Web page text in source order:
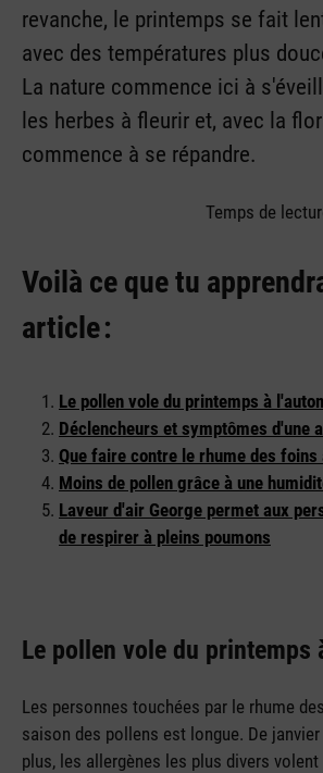
revanche, le printemps se fait
avec des températures plus
La nature commence ici à
les herbes à fleurir et, avec la
commence à se répandre.
Temps de
Voilà ce que tu
article :
Le pollen vole du printemps à
Déclencheurs et symptômes d'une
Que faire contre le rhume des foins
Moins de pollen grâce à une
Laveur d'air George permet aux
de respirer à pleins poumons
Le pollen vole du printemps
Les personnes touchées par le rhume
saison des pollens est longue. De
plus, les allergènes les plus divers